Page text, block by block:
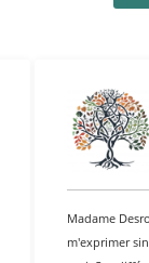
Madame
m'exprimer